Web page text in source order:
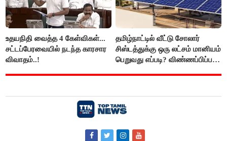
உதயநிதி வைத்த 4 கேள்விகள்...
சட்டப்பேரவையில் நடந்த காரசார
விவாதம்..!
தமிழ்நாட்டில் வீட்டு சோலார்
சிஸ்டத்துக்கு ஒரு லட்சம் மானியம்
பெறுவது எப்படி? விண்ணப்பிப்பது